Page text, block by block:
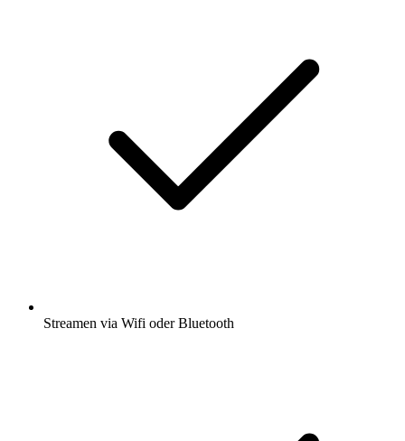
Streamen via Wifi oder Bluetooth